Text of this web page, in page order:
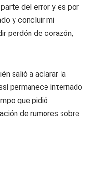
del error y es por
y concluir mi
perdón de corazón,
salió a aclarar la
permanece internado
que pidió
de rumores sobre